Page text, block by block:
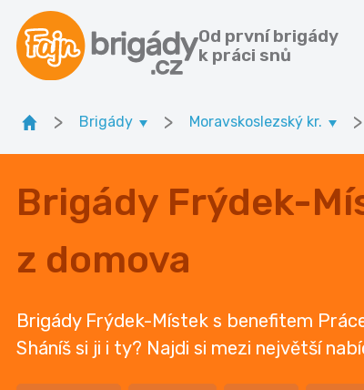
Od první brigády
k práci snů
> Brigády > Moravskoslezský kr. >
Brigády Frýdek-
z domova
Brigády Frýdek-Místek s benefitem
Sháníš si ji i ty? Najdi si mezi největší